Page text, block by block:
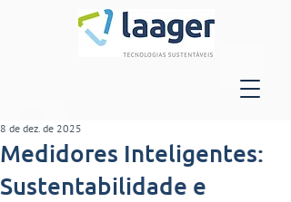
Medidores Inteligentes:
Sustentabilidade e
8 de dez. de 2025